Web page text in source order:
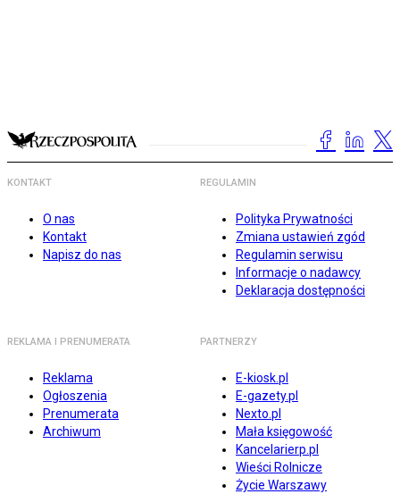
KONTAKT
O nas
Kontakt
Napisz do nas
REGULAMIN
Polityka Prywatności
Zmiana ustawień zgód
Regulamin serwisu
Informacje o nadawcy
Deklaracja dostępności
REKLAMA I PRENUMERATA
Reklama
Ogłoszenia
Prenumerata
Archiwum
PARTNERZY
E-kiosk.pl
E-gazety.pl
Nexto.pl
Mała księgowość
Kancelarierp.pl
Wieści Rolnicze
Życie Warszawy